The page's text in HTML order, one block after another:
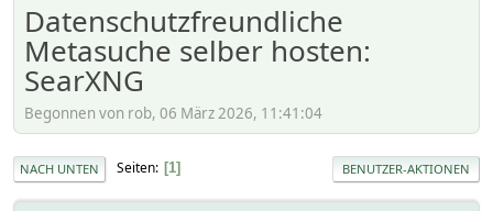
Datenschutzfreundliche
Metasuche selber hosten:
SearXNG
Begonnen von rob, 06 März 2026, 11:41:04
NACH UNTEN Seiten 1 BENUTZER-AKTIONEN